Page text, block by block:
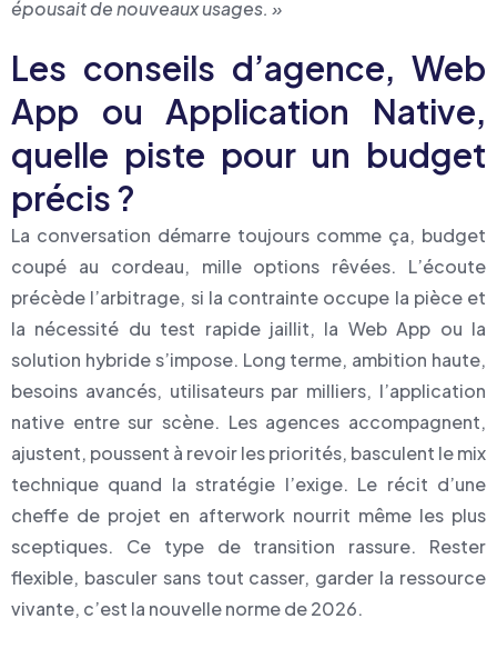
épousait de nouveaux usages. »
Les conseils d’agence, Web
App ou Application Native,
quelle piste pour un budget
précis ?
La conversation démarre toujours comme ça, budget
coupé au cordeau, mille options rêvées. L’écoute
précède l’arbitrage, si la contrainte occupe la pièce et
la nécessité du test rapide jaillit, la Web App ou la
solution hybride s’impose. Long terme, ambition haute,
besoins avancés, utilisateurs par milliers, l’application
native entre sur scène. Les agences accompagnent,
ajustent, poussent à revoir les priorités, basculent le mix
technique quand la stratégie l’exige. Le récit d’une
cheffe de projet en afterwork nourrit même les plus
sceptiques. Ce type de transition rassure. Rester
flexible, basculer sans tout casser, garder la ressource
vivante, c’est la nouvelle norme de 2026.